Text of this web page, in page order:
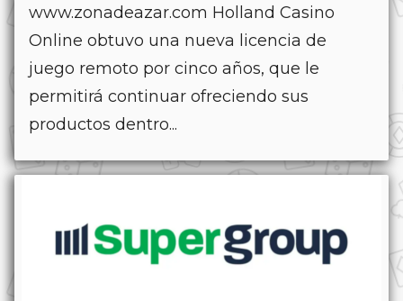
www.zonadeazar.com Holland Casino
Online obtuvo una nueva licencia de
juego remoto por cinco años, que le
permitirá continuar ofreciendo sus
productos dentro...